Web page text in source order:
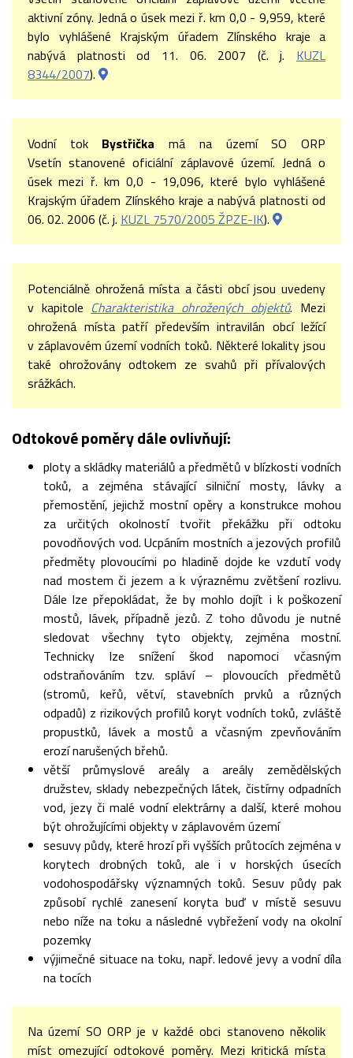
aktivní zóny. Jedná o úsek mezi ř. km 0,0 - 9,959, které
bylo vyhlášené Krajským úřadem Zlínského kraje a
nabývá platnosti od 11. 06. 2007 (č. j. KUZL
8344/2007).
Vodní tok Bystřička má na území SO ORP
Vsetín stanovené oficiální záplavové území. Jedná o
úsek mezi ř. km 0,0 - 19,096, které bylo vyhlášené
Krajským úřadem Zlínského kraje a nabývá platnosti od
06. 02. 2006 (č. j. KUZL 7570/2005 ŽPZE-IK).
Potenciálně ohrožená místa a části obcí jsou uvedeny
v kapitole Charakteristika ohrožených objektů. Mezi
ohrožená místa patří především intravilán obcí ležící
v záplavovém území vodních toků. Některé lokality jsou
také ohrožovány odtokem ze svahů při přívalových
srážkách.
Odtokové poměry dále ovlivňují:
ploty a skládky materiálů a předmětů v blízkosti vodních
toků, a zejména stávající silniční mosty, lávky a
přemostění, jejichž mostní opěry a konstrukce mohou
za určitých okolností tvořit překážku při odtoku
povodňových vod. Ucpáním mostních a jezových profilů
předměty plovoucími po hladině dojde ke vzdutí vody
nad mostem či jezem a k výraznému zvětšení rozlivu.
Dále lze přepokládat, že by mohlo dojít i k poškození
mostů, lávek, případně jezů. Z toho důvodu je nutné
sledovat všechny tyto objekty, zejména mostní.
Technicky lze snížení škod napomoci včasným
odstraňováním tzv. spláví – plovoucích předmětů
(stromů, keřů, větví, stavebních prvků a různých
odpadů) z rizikových profilů koryt vodních toků, zvláště
propustků, lávek a mostů a včasným zpevňováním
erozí narušených břehů.
větší průmyslové areály a areály zemědělských
družstev, sklady nebezpečných látek, čistírny odpadních
vod, jezy či malé vodní elektrárny a další, které mohou
být ohrožujícími objekty v záplavovém území
sesuvy půdy, které hrozí při vyšších průtocích zejména v
korytech drobných toků, ale i v horských úsecích
vodohospodářsky významných toků. Sesuv půdy pak
způsobí rychlé zanesení koryta buď v místě sesuvu
nebo níže na toku a následné vybřežení vody na okolní
pozemky
výjimečné situace na toku, např. ledové jevy a vodní díla
na tocích
Na území SO ORP je v každé obci stanoveno několik
míst omezující odtokové poměry. Mezi kritická místa